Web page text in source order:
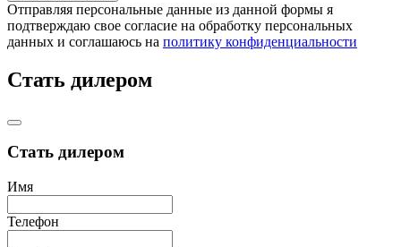
Отправляя персональные данные из данной формы я
подтверждаю свое согласие на обработку персональных
данных и соглашаюсь на политику конфиденциальности
Стать дилером
Стать дилером
Имя
Телефон